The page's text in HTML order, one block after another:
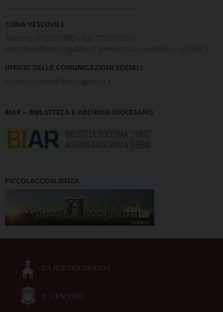
CURIA VESCOVILE
Telefono 0759273980 – Fax 0759276316
cancelliere@diocesigubbio.it amministrazione@diocesigubbio.it
UFFICIO DELLE COMUNICAZIONI SOCIALI
comunicazione@diocesigubbio.it
BIAR – BIBLIOTECA E ARCHIVIO DIOCESANO
PICCOLACCOGLIENZA
LA NOSTRA DIOCESI
IL VESCOVO